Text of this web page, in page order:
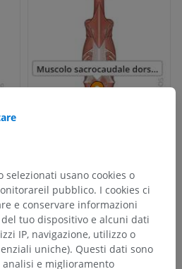
selezionati usano cookies o
pubblico. I cookies ci
e conservare informazioni
tuo dispositivo e alcuni dati
IP, navigazione, utilizzo o
uniche). Questi dati sono
e miglioramento